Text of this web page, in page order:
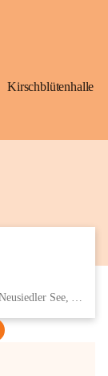
Kirschblütenhalle
Eisenstädter Straße 18, 7091 Breitenbrunn am Neusiedler See, AUT